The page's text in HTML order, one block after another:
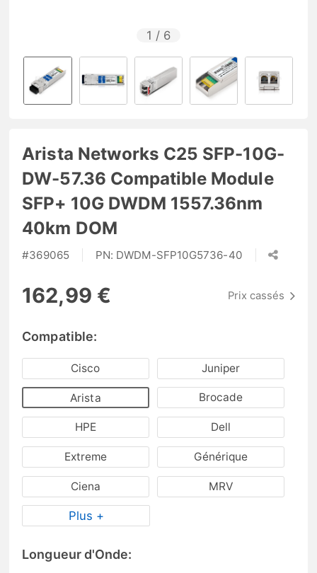
1 / 6
Arista Networks C25 SFP-10G-
DW-57.36 Compatible Module
SFP+ 10G DWDM 1557.36nm
40km DOM
#369065 PN: DWDM-SFP10G5736-40
162,99 € Prix cassés
Compatible:
Cisco Juniper
Arista Brocade
HPE Dell
Extreme Générique
Ciena MRV
Plus +
Longueur d'Onde: